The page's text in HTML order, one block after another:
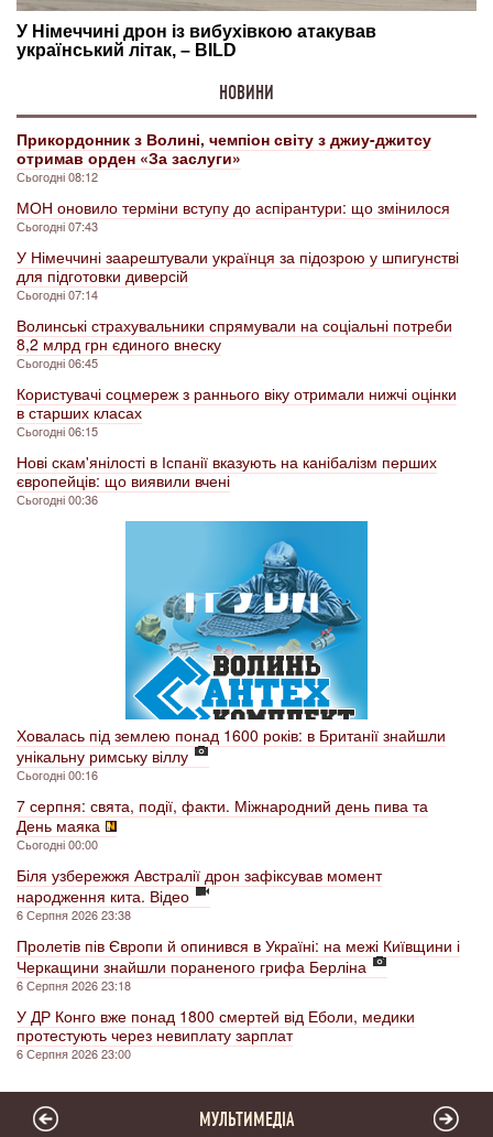
НОВИНИ
Прикордонник з Волині, чемпіон світу з джиу-джитсу
отримав орден «За заслуги»
Сьогодні 08:12
МОН оновило терміни вступу до аспірантури: що змінилося
Сьогодні 07:43
У Німеччині заарештували українця за підозрою у шпигунстві
для підготовки диверсій
Сьогодні 07:14
Волинські страхувальники спрямували на соціальні потреби
8,2 млрд грн єдиного внеску
Сьогодні 06:45
Користувачі соцмереж з раннього віку отримали нижчі оцінки
в старших класах
Сьогодні 06:15
Нові скам'янілості в Іспанії вказують на канібалізм перших
європейців: що виявили вчені
Сьогодні 00:36
Ховалась під землею понад 1600 років: в Британії знайшли
унікальну римську віллу
Сьогодні 00:16
7 серпня: свята, події, факти. Міжнародний день пива та
День маяка
Сьогодні 00:00
Біля узбережжя Австралії дрон зафіксував момент
народження кита. Відео
6 Серпня 2026 23:38
Пролетів пів Європи й опинився в Україні: на межі Київщини і
Черкащини знайшли пораненого грифа Берліна
6 Серпня 2026 23:18
У ДР Конго вже понад 1800 смертей від Еболи, медики
протестують через невиплату зарплат
6 Серпня 2026 23:00
МУЛЬТИМЕДІА